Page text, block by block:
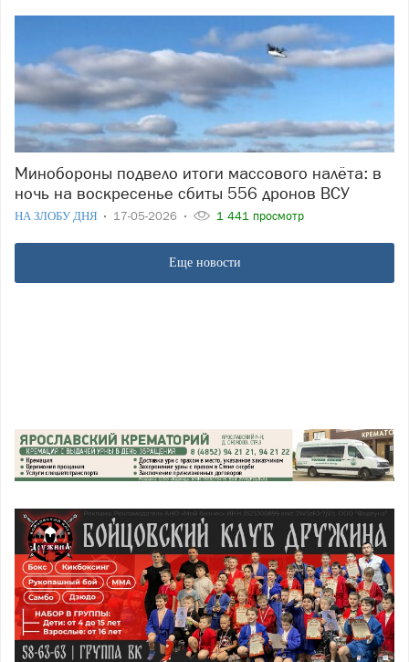
Минобороны подвело итоги массового налёта: в
ночь на воскресенье сбиты 556 дронов ВСУ
НА ЗЛОБУ ДНЯ 17-05-2026 1 441 просмотр
Еще новости